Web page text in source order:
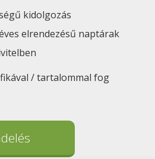
kidolgozás
elrendezésű naptárak
/ tartalommal fog